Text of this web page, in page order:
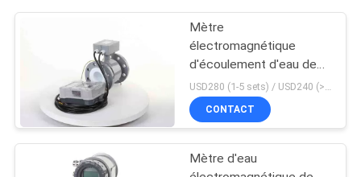
Mètre
électromagnétique
d'écoulement d'eau de
l'électrode 316
USD280 (1-5 sets) / USD240 (>5 sets) MOQ:1
CONTACT
Mètre d'eau